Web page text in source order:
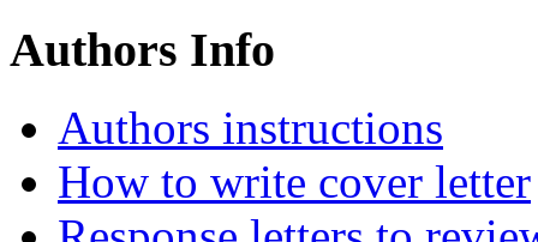
Authors Info
Authors instructions
How to write cover letter